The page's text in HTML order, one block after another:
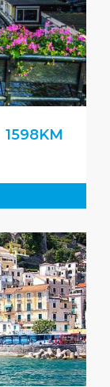
1598KM